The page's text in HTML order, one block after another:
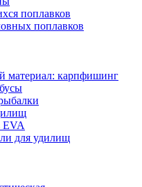
поплавков
поплавков
материал: карпфишинг
EVA
для удилищ